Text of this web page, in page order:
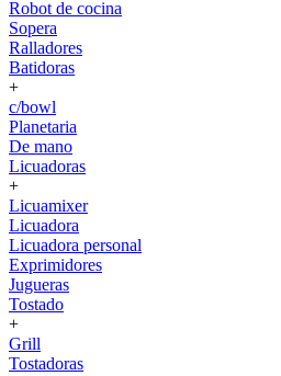
Robot de cocina
Sopera
Ralladores
Batidoras
+
c/bowl
Planetaria
De mano
Licuadoras
+
Licuamixer
Licuadora
Licuadora personal
Exprimidores
Jugueras
Tostado
+
Grill
Tostadoras